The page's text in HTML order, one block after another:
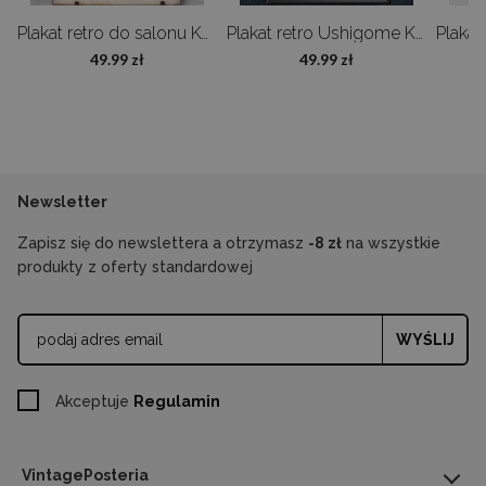
Plakat retro do salonu Kwiaty Adolphe Millot
49.99 zł
Plakat retro Ushigome Kagurazaka
49.99 zł
VintagePosteria
Newsletter
Zapisz się do newslettera a otrzymasz -8 zł na wszystkie
produkty z oferty standardowej
WYŚLIJ
Akceptuje Regulamin